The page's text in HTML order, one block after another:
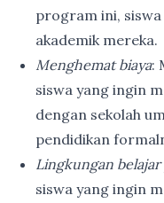
program ini,
akademik mereka.
Menghemat biaya:
siswa yang ingin
dengan sekolah
pendidikan
Lingkungan
siswa yang ingin